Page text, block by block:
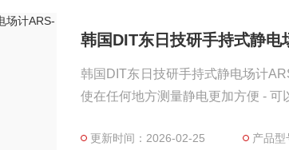
韩国DIT东日技研手持式静电
韩国DIT东日技研手持式静电场计
使在任何地方测量静电更加方便 -
更新时间：2026-02-25 产品型